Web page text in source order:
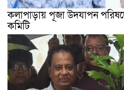
কলাপাড়ায় পূজা উদযাপন
কমিটি